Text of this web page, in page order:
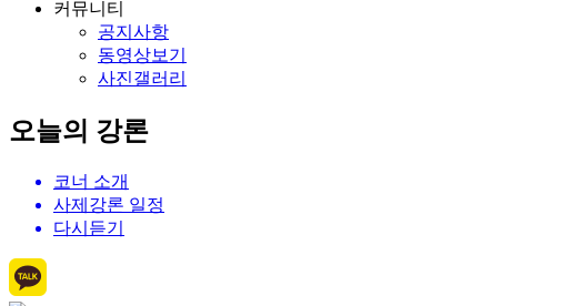
커뮤니티
공지사항
동영상보기
사진갤러리
오늘의 강론
코너 소개
사제강론 일정
다시듣기